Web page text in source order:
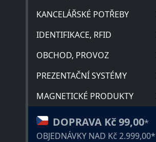
KANCELÁŘSKÉ POTŘEBY
IDENTIFIKACE, RFID
OBCHOD, PROVOZ
PREZENTAČNÍ SYSTÉMY
MAGNETICKÉ PRODUKTY
DOPRAVA Kč 99,00*
OBJEDNÁVKY NAD Kč 2.999,00*